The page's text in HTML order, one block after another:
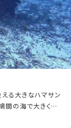
る大きなハマサン
間の海で大きく成